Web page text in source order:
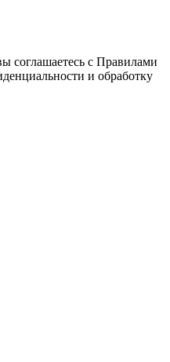
соглашаетесь с Правилами
и обработку